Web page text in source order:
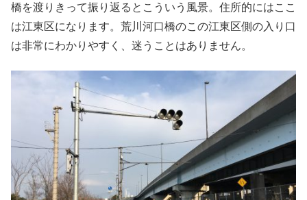
橋を渡りきって振り返るとこういう風景。住所的にはここ
は江東区になります。荒川河口橋のこの江東区側の入り口
は非常にわかりやすく、迷うことはありません。